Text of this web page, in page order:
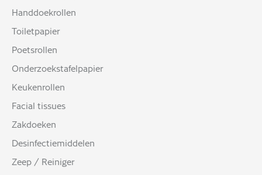
Handdoekrollen
Toiletpapier
Poetsrollen
Onderzoekstafelpapier
Keukenrollen
Facial tissues
Zakdoeken
Desinfectiemiddelen
Zeep / Reiniger